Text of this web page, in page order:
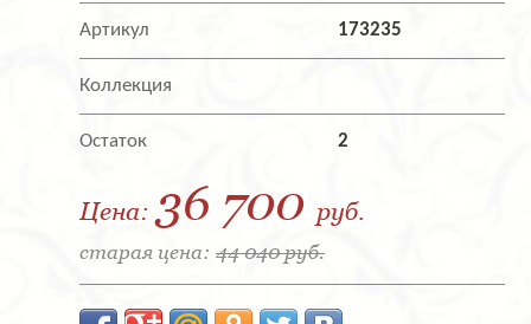
Артикул 173235
Коллекция
Остаток 2
Цена: 36 700 руб.
старая цена: 44 040 руб.